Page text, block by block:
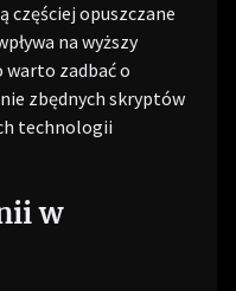
częściej opuszczane
na wyższy
warto zadbać o
zbędnych skryptów
technologii
w